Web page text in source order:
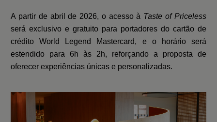
A partir de abril de 2026, o acesso à Taste of Priceless
será exclusivo e gratuito para portadores do cartão de
crédito World Legend Mastercard, e o horário será
estendido para 6h às 2h, reforçando a proposta de
oferecer experiências únicas e personalizadas.